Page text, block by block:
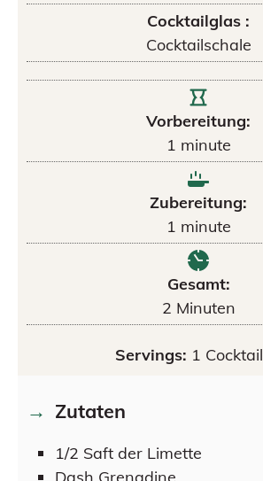
Cocktailglas :
Cocktailschale
Vorbereitung:
1 minute
Zubereitung:
1 minute
Gesamt:
2 Minuten
Servings: 1 Cocktail
Zutaten
1/2 Saft der Limette